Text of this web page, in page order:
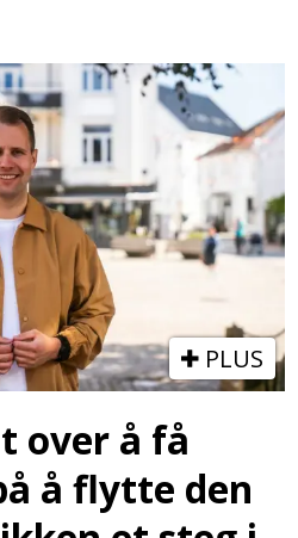
PLUS
over å få
å flytte den